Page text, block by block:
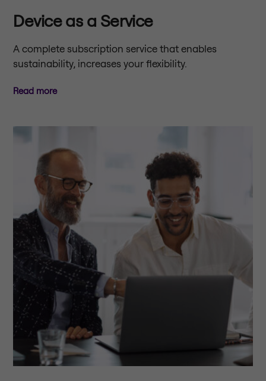
Device as a Service
A complete subscription service that enables
sustainability, increases your flexibility.
Read more